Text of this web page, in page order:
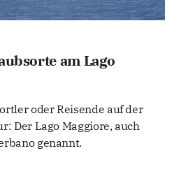
am Lago
oder Reisende auf der
Der Lago Maggiore, auch
genannt.